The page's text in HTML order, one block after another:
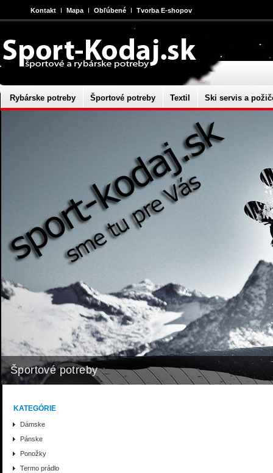
Kontakt Mapa Obľúbené Tvorba E-shopov
Rybárske potreby Športové potreby Textil Ski servis a
Športové potreby
KATEGÓRIE
Dámske
Pánske
Ponožky
Termo prádlo